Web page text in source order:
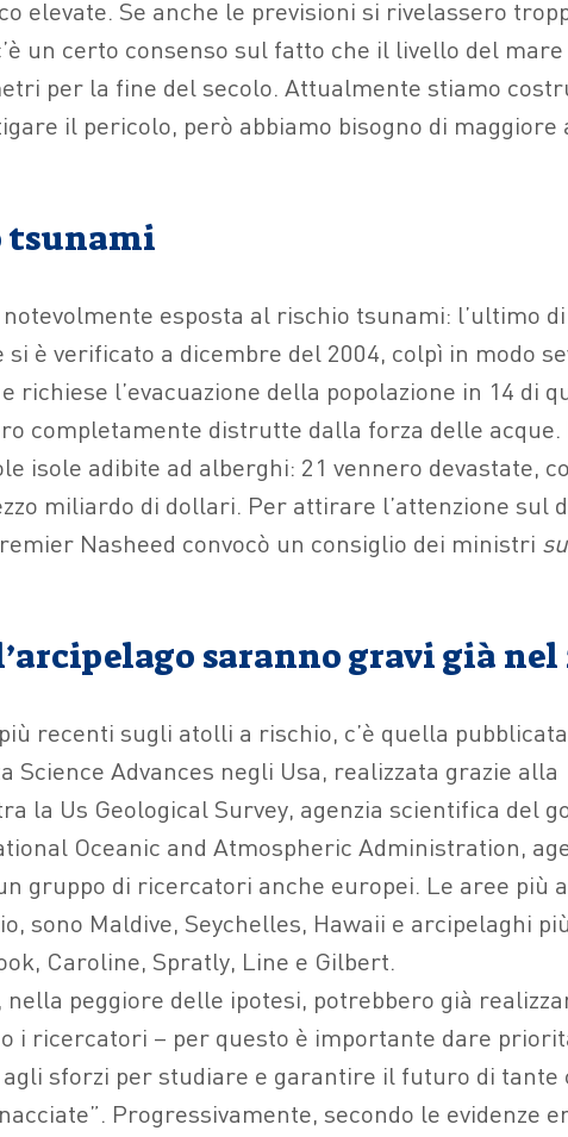
elevate. Se anche le previsioni si rivelassero
un certo consenso sul fatto che il livello del
per la fine del secolo. Attualmente stiamo
il pericolo, però abbiamo bisogno di maggiore
tsunami
esposta al rischio tsunami: l’ultimo
si è verificato a dicembre del 2004, colpì in modo
richiese l’evacuazione della popolazione in 14 di
completamente distrutte dalla forza delle acque.
isole adibite ad alberghi: 21 vennero devastate,
miliardo di dollari. Per attirare l’attenzione sul
Nasheed convocò un consiglio dei ministri
saranno gravi già nel
recenti sugli atolli a rischio, c’è quella
Science Advances negli Usa, realizzata grazie alla
la Us Geological Survey, agenzia scientifica del
Oceanic and Atmospheric Administration,
gruppo di ricercatori anche europei. Le aree più
sono Maldive, Seychelles, Hawaii e arcipelaghi
Caroline, Spratly, Line e Gilbert.
nella peggiore delle ipotesi, potrebbero già
i ricercatori – per questo è importante dare
sforzi per studiare e garantire il futuro di tante
Progressivamente, secondo le evidenze